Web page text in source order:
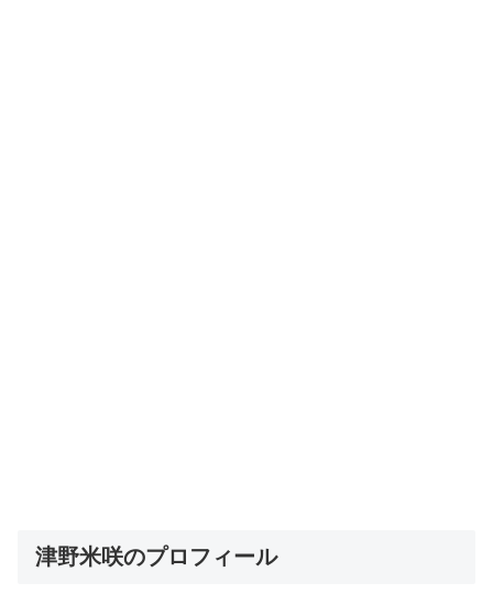
津野米咲のプロフィール